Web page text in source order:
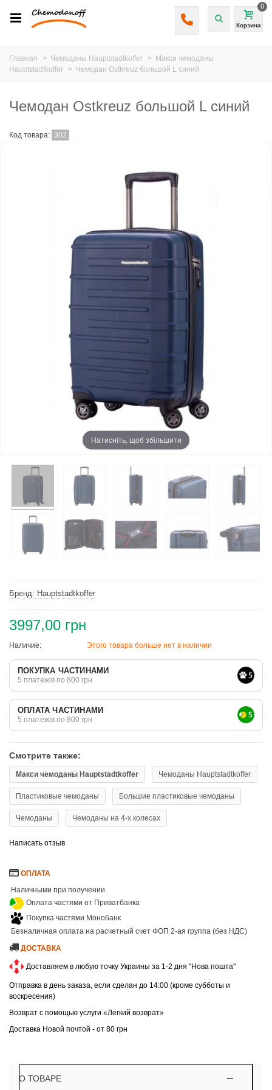
Корзина
0
Главная > Чемоданы Hauptstadtkoffer > Макси чемоданы
Hauptstadtkoffer
> Чемодан Ostkreuz большой L синий
Чемодан Ostkreuz большой L синий
Код товара: 302
Натисніть, щоб збільшити
Бренд: Hauptstadtkoffer
3997,00 грн
Наличие: Этого товара больше нет в наличии
ПОКУПКА ЧАСТИНАМИ
5 платежів по 800 грн
ОПЛАТА ЧАСТИНАМИ
5 платежів по 800 грн
Смотрите также:
Макси чемоданы Hauptstadtkoffer Чемоданы Hauptstadtkoffer
Пластиковые чемоданы Большие пластиковые чемоданы
Чемоданы Чемоданы на 4-х колесах
Написать отзыв
ОПЛАТА
Наличными при получении
Оплата частями от Приватбанка
Покупка частями Монобанк
Безналичная оплата на расчетный счет ФОП 2-ая группа (без НДС)
ДОСТАВКА
Доставляем в любую точку Украины за 1-2 дня "Нова пошта"
Отправка в день заказа, если сделан до 14:00 (кроме субботы и
воскресения)
Возврат с помощью услуги «Легкий возврат»
Доставка Новой почтой - от 80 грн
О ТОВАРЕ